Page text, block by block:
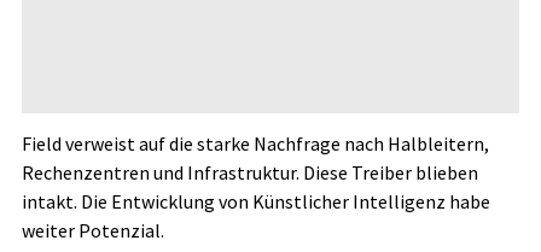
Field verweist auf die starke Nachfrage nach Halbleitern,
Rechenzentren und Infrastruktur. Diese Treiber blieben
intakt. Die Entwicklung von Künstlicher Intelligenz habe
weiter Potenzial.